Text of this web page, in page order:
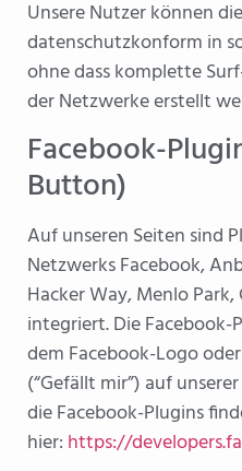
Unsere Nutzer können
datenschutzkonform in
ohne dass komplette
der Netzwerke erstellt
Facebook-
Button)
Auf unseren Seiten sind
Netzwerks Facebook,
Hacker Way, Menlo
integriert. Die Facebook-
dem Facebook-Logo
(“Gefällt mir”) auf
die Facebook-Plugins
hier: https://